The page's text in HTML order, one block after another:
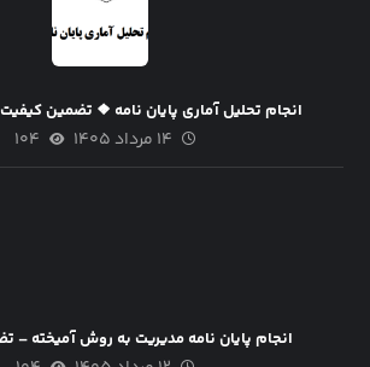
انجام تحلیل آماری پایان نامه ❖ تضمین
۱۴ مرداد ۱۴۰۵ ۱۰۴
انجام پایان نامه مدیریت به روش آمیخته –